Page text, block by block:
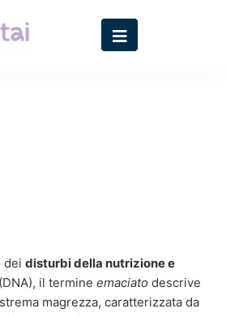
dei disturbi della nutrizione e
(DNA), il termine emaciato descrive
magrezza, caratterizzata da